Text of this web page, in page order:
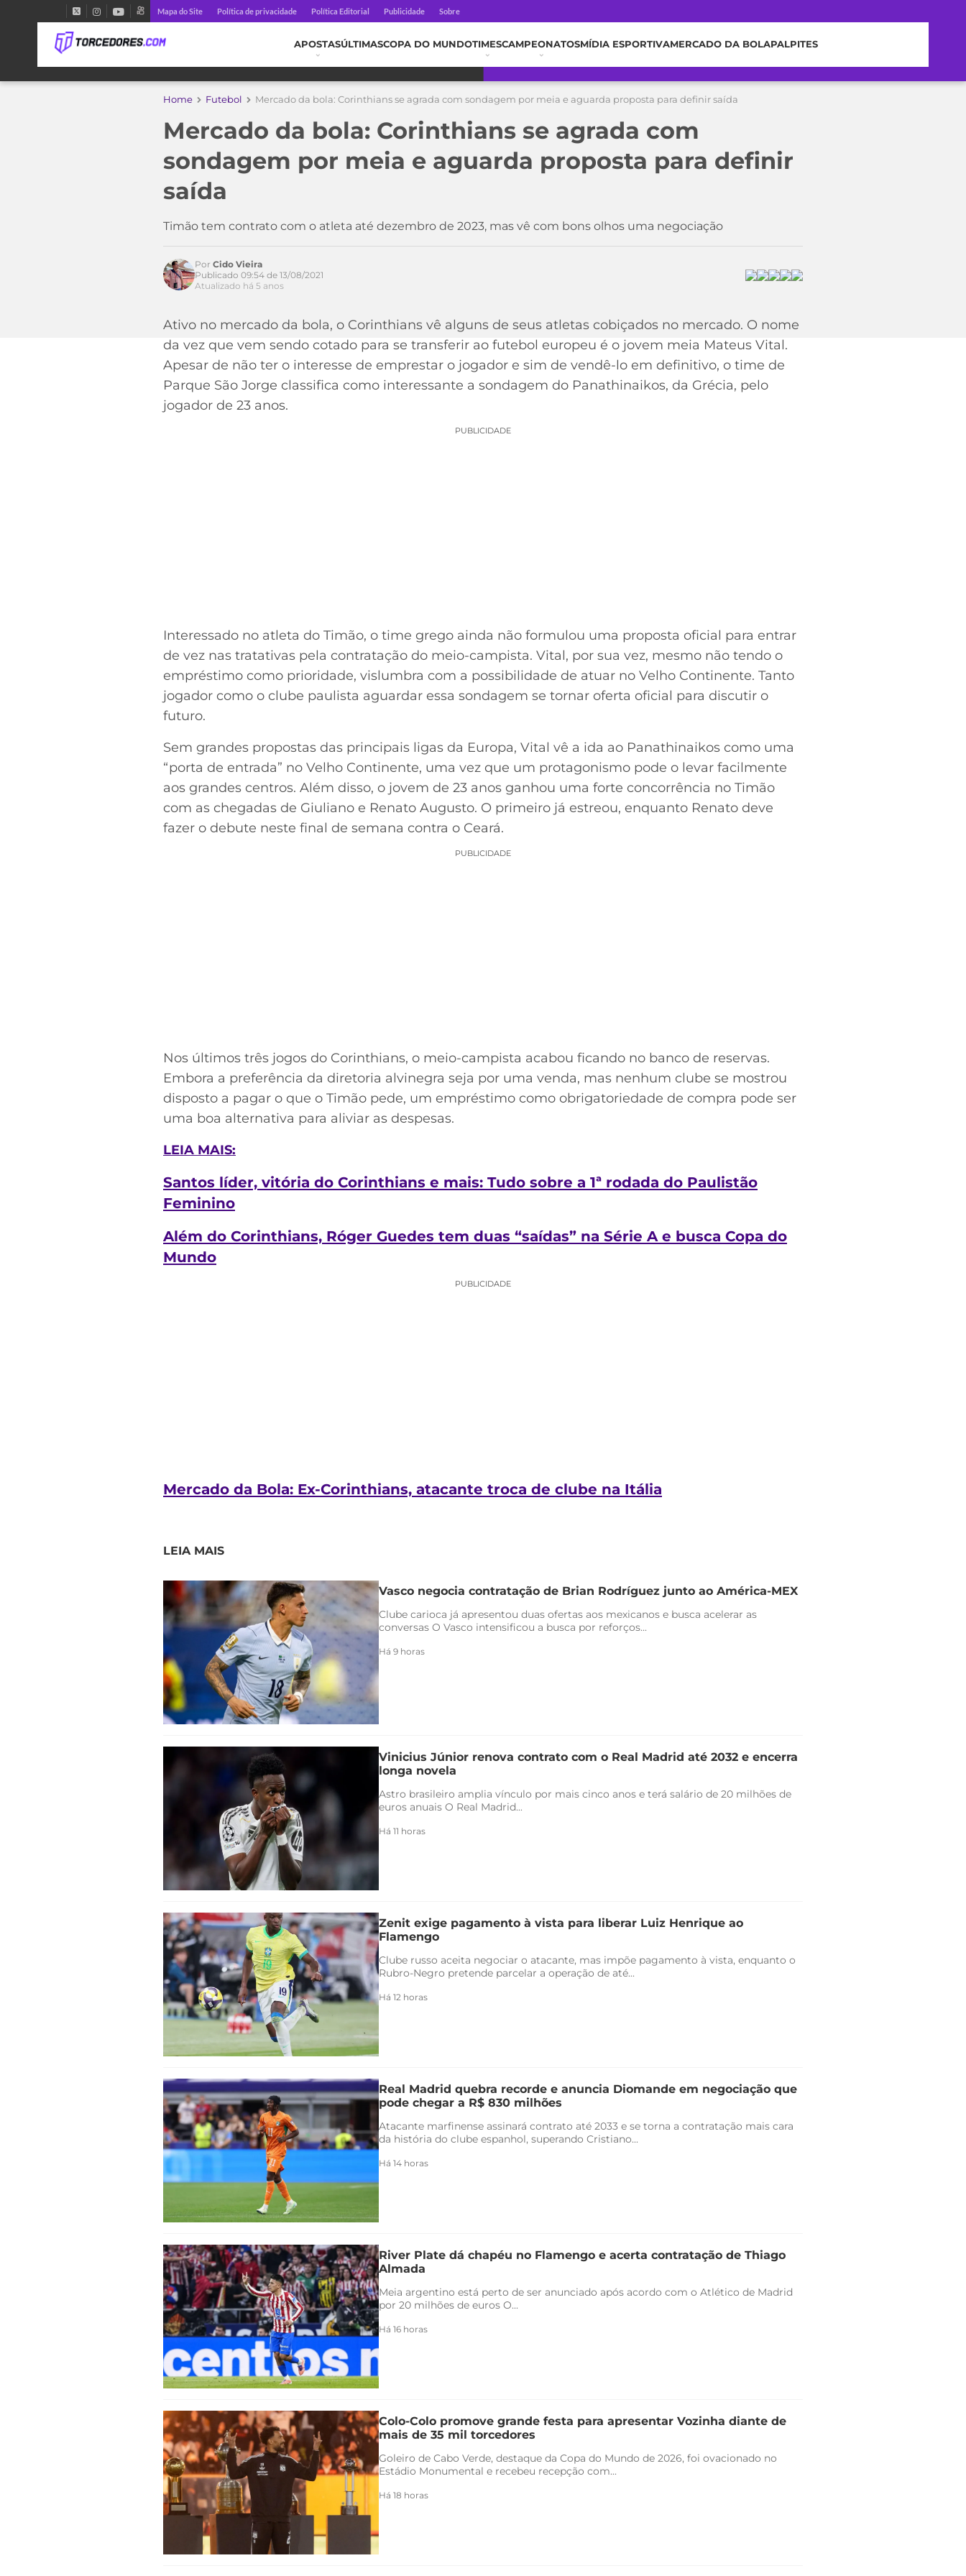
Mapa do Site Política de privacidade Política Editorial Publicidade Sobre
APOSTASÚLTIMASCOPA DO MUNDOTIMESCAMPEONATOSMÍDIA ESPORTIVAMERCADO DA BOLAPALPITES
Home Futebol Mercado da bola: Corinthians se agrada com sondagem por meia e aguarda proposta para definir saída
Mercado da bola: Corinthians se agrada com
sondagem por meia e aguarda proposta para definir
saída
Timão tem contrato com o atleta até dezembro de 2023, mas vê com bons olhos uma negociação
Acesse o perfil do autor
Por Cido Vieira
Publicado 09:54 de 13/08/2021
Atualizado há 5 anos
Ativo no mercado da bola, o Corinthians vê alguns de seus atletas cobiçados no mercado. O nome
da vez que vem sendo cotado para se transferir ao futebol europeu é o jovem meia Mateus Vital.
Apesar de não ter o interesse de emprestar o jogador e sim de vendê-lo em definitivo, o time de
Parque São Jorge classifica como interessante a sondagem do Panathinaikos, da Grécia, pelo
jogador de 23 anos.
PUBLICIDADE
Interessado no atleta do Timão, o time grego ainda não formulou uma proposta oficial para entrar
de vez nas tratativas pela contratação do meio-campista. Vital, por sua vez, mesmo não tendo o
empréstimo como prioridade, vislumbra com a possibilidade de atuar no Velho Continente. Tanto
jogador como o clube paulista aguardar essa sondagem se tornar oferta oficial para discutir o
futuro.
Sem grandes propostas das principais ligas da Europa, Vital vê a ida ao Panathinaikos como uma
“porta de entrada” no Velho Continente, uma vez que um protagonismo pode o levar facilmente
aos grandes centros. Além disso, o jovem de 23 anos ganhou uma forte concorrência no Timão
com as chegadas de Giuliano e Renato Augusto. O primeiro já estreou, enquanto Renato deve
fazer o debute neste final de semana contra o Ceará.
PUBLICIDADE
Nos últimos três jogos do Corinthians, o meio-campista acabou ficando no banco de reservas.
Embora a preferência da diretoria alvinegra seja por uma venda, mas nenhum clube se mostrou
disposto a pagar o que o Timão pede, um empréstimo como obrigatoriedade de compra pode ser
uma boa alternativa para aliviar as despesas.
LEIA MAIS:
Santos líder, vitória do Corinthians e mais: Tudo sobre a 1ª rodada do Paulistão
Feminino
Além do Corinthians, Róger Guedes tem duas “saídas” na Série A e busca Copa do
Mundo
PUBLICIDADE
Mercado da Bola: Ex-Corinthians, atacante troca de clube na Itália
LEIA MAIS
Vasco negocia contratação de Brian Rodríguez junto ao América-MEX
Clube carioca já apresentou duas ofertas aos mexicanos e busca acelerar as
conversas O Vasco intensificou a busca por reforços...
Há 9 horas
Vinicius Júnior renova contrato com o Real Madrid até 2032 e encerra
longa novela
Astro brasileiro amplia vínculo por mais cinco anos e terá salário de 20 milhões de
euros anuais O Real Madrid...
Há 11 horas
Zenit exige pagamento à vista para liberar Luiz Henrique ao
Flamengo
Clube russo aceita negociar o atacante, mas impõe pagamento à vista, enquanto o
Rubro-Negro pretende parcelar a operação de até...
Há 12 horas
Real Madrid quebra recorde e anuncia Diomande em negociação que
pode chegar a R$ 830 milhões
Atacante marfinense assinará contrato até 2033 e se torna a contratação mais cara
da história do clube espanhol, superando Cristiano...
Há 14 horas
River Plate dá chapéu no Flamengo e acerta contratação de Thiago
Almada
Meia argentino está perto de ser anunciado após acordo com o Atlético de Madrid
por 20 milhões de euros O...
Há 16 horas
Colo-Colo promove grande festa para apresentar Vozinha diante de
mais de 35 mil torcedores
Goleiro de Cabo Verde, destaque da Copa do Mundo de 2026, foi ovacionado no
Estádio Monumental e recebeu recepção com...
Há 18 horas